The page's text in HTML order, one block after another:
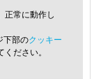
正常に動作し
下部のクッキー
ださい。